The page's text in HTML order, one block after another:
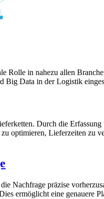
Rolle in nahezu allen
Data in der Logistik
Durch die
optimieren, Lieferzeiten
Nachfrage präzise
ermöglicht eine